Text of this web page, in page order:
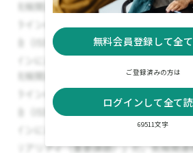
無料会員登録して全
ご登録済みの方は
ログインして全て
69511文字